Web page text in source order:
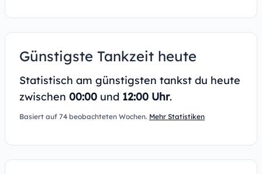
Günstigste Tankzeit heute
Statistisch am günstigsten tankst du heute
zwischen 00:00 und 12:00 Uhr.
Basiert auf 74 beobachteten Wochen. Mehr Statistiken